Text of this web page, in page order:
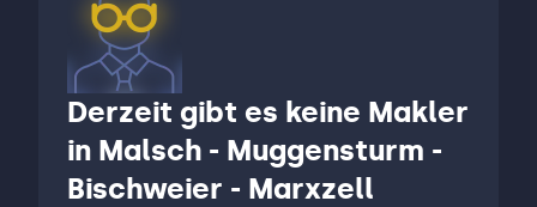
Derzeit gibt es keine Makler
in Malsch - Muggensturm -
Bischweier - Marxzell